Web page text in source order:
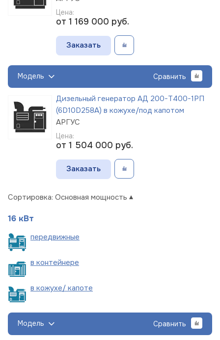
Цена:
от 1 169 000 руб.
Заказать
Модель Сравнить
Дизельный генератор АД 200-Т400-1РП
(6D10D258A) в кожухе/под капотом
АРГУС
Цена:
от 1 504 000 руб.
Заказать
Сортировка: Основная мощность
16 кВт
передвижные
в контейнере
в кожухе/ капоте
Модель Сравнить